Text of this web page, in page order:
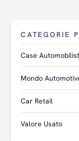
CATEGORIE
Case
Mondo
Car Retail
Valore Usato